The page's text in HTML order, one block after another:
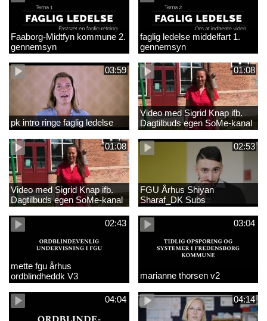
Faaborg-Midtfyn kommune 2.
gennemsyn
faglig ledelse middelfart 1.
gennemsyn
03:59
pk intro ringe faglig ledelse
01:08
Video med Sigrid Knap ifb.
Dagtilbuds egen SoMe-kanal
med tekster
01:08
Video med Sigrid Knap ifb.
Dagtilbuds egen SoMe-kanal
02:53
FGU Århus Shiyan
Sharaf_DK Subs
02:43
mette fgu århus
ordblindheddk V3
03:04
marianne thorsen v2
04:04 04:14